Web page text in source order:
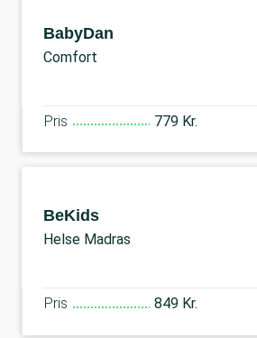
BabyDan
Comfort
Pris 779 Kr.
BeKids
Helse Madras
Pris 849 Kr.